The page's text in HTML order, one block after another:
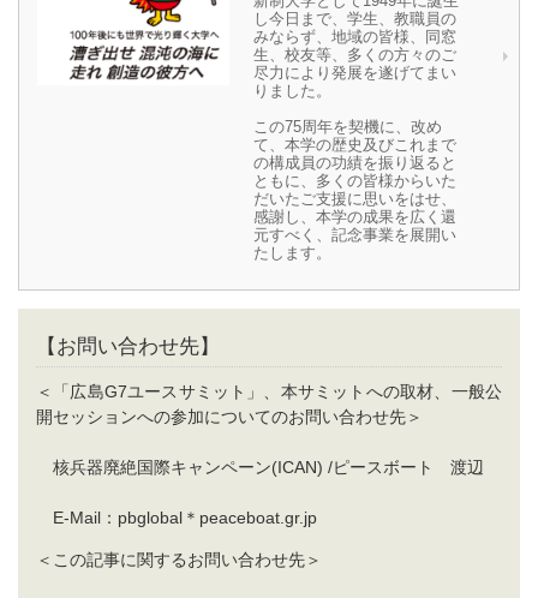
し今日まで、学生、教職員の
みならず、地域の皆様、同窓
生、校友等、多くの方々のご
尽力により発展を遂げてまい
りました。
この75周年を契機に、改め
て、本学の歴史及びこれまで
の構成員の功績を振り返ると
ともに、多くの皆様からいた
だいたご支援に思いをはせ、
感謝し、本学の成果を広く還
元すべく、記念事業を展開い
たします。
【お問い合わせ先】
＜「広島G7ユースサミット」、本サミットへの取材、一般公
開セッションへの参加についてのお問い合わせ先＞
核兵器廃絶国際キャンペーン(ICAN) /ピースボート 渡辺
E-Mail：pbglobal＊peaceboat.gr.jp
＜この記事に関するお問い合わせ先＞